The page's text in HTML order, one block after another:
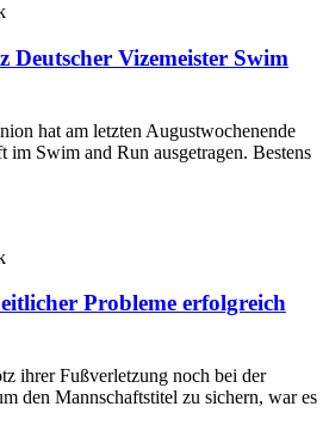
Deutscher Vizemeister Swim
hat am letzten Augustwochenende
im Swim and Run ausgetragen. Bestens
Probleme erfolgreich
ihrer Fußverletzung noch bei der
den Mannschaftstitel zu sichern, war es